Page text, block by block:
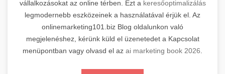
vállalkozásokat az online térben. Ezt a keresőoptimalizálás
legmodernebb eszközeinek a használatával érjük el. Az
onlinemarketing101.biz Blog oldalunkon való
megjelenéshez, kérünk küld el üzenetedet a Kapcsolat
menüpontban vagy olvasd el az ai marketing book 2026